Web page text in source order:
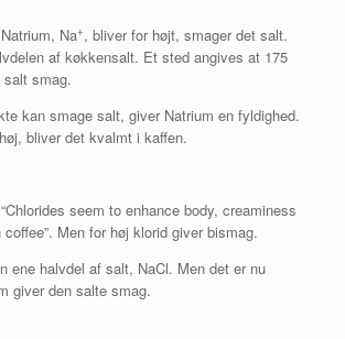
Na+, bliver for højt, smager det salt.
af køkkensalt. Et sted angives at 175
salt smag.
kan smage salt, giver Natrium en fyldighed.
bliver det kvalmt i kaffen.
seem to enhance body, creaminess
Men for høj klorid giver bismag.
ene halvdel af salt, NaCl. Men det er nu
giver den salte smag.